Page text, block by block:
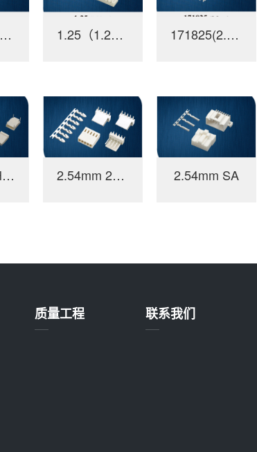
12167(4.2mm) 1.25（1.25mm） 171825(2.5mm)
3.5mm BHSL 2.54mm 2510 2.54mm SA
质量工程 联系我们